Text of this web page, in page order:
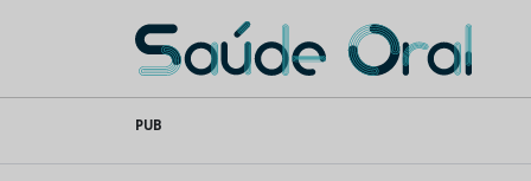
content
Saúde Oral
PUB